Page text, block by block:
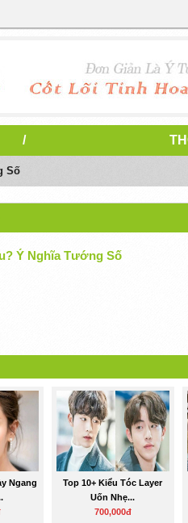
/
Số
Ý Nghĩa Tướng Số
Ngang
Top 10+ Kiểu Tóc Layer
Uốn Nhẹ...
700,000đ